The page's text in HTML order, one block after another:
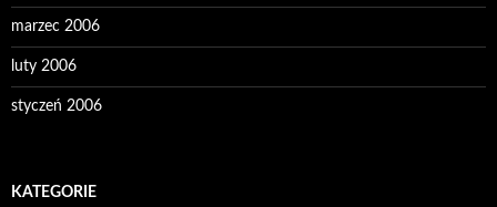
marzec 2006
luty 2006
styczeń 2006
KATEGORIE